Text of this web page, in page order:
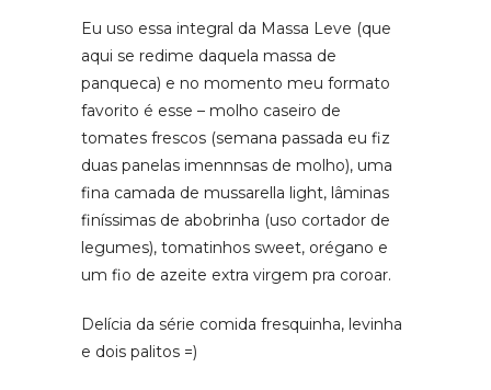
Eu uso essa integral da Massa Leve (que
aqui se redime daquela massa de
panqueca) e no momento meu formato
favorito é esse – molho caseiro de
tomates frescos (semana passada eu fiz
duas panelas imennnsas de molho), uma
fina camada de mussarella light, lâminas
finíssimas de abobrinha (uso cortador de
legumes), tomatinhos sweet, orégano e
um fio de azeite extra virgem pra coroar.
Delícia da série comida fresquinha, levinha
e dois palitos =)